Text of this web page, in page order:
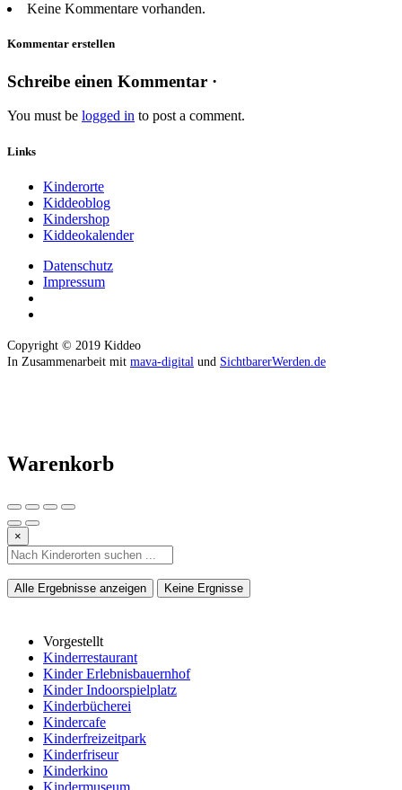
Keine Kommentare vorhanden.
Kommentar erstellen
Schreibe einen Kommentar ·
You must be logged in to post a comment.
Links
Kinderorte
Kiddeoblog
Kindershop
Kiddeokalender
Datenschutz
Impressum
Copyright © 2019 Kiddeo
In Zusammenarbeit mit mava-digital und SichtbarerWerden.de
Warenkorb
×
Alle Ergebnisse anzeigen Keine Ergnisse
Vorgestellt
Kinderrestaurant
Kinder Erlebnisbauernhof
Kinder Indoorspielplatz
Kinderbücherei
Kindercafe
Kinderfreizeitpark
Kinderfriseur
Kinderkino
Kindermuseum